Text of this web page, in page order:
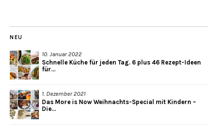
NEU
10. Januar 2022
Schnelle Küche für jeden Tag. 6 plus 46 Rezept-Ideen
für...
1. Dezember 2021
Das More is Now Weihnachts-Special mit Kindern –
Die...